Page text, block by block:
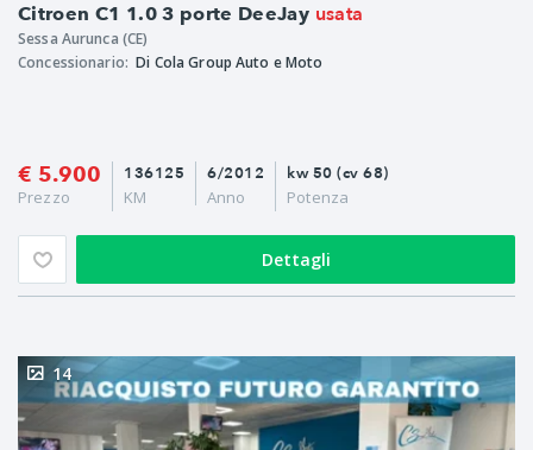
Citroen C1 1.0 3 porte DeeJay usata
Sessa Aurunca (CE)
Concessionario: Di Cola Group Auto e Moto
€ 5.900
Prezzo
6/2012
Anno
136125
KM
kw 50 (cv 68)
Potenza
Dettagli
14